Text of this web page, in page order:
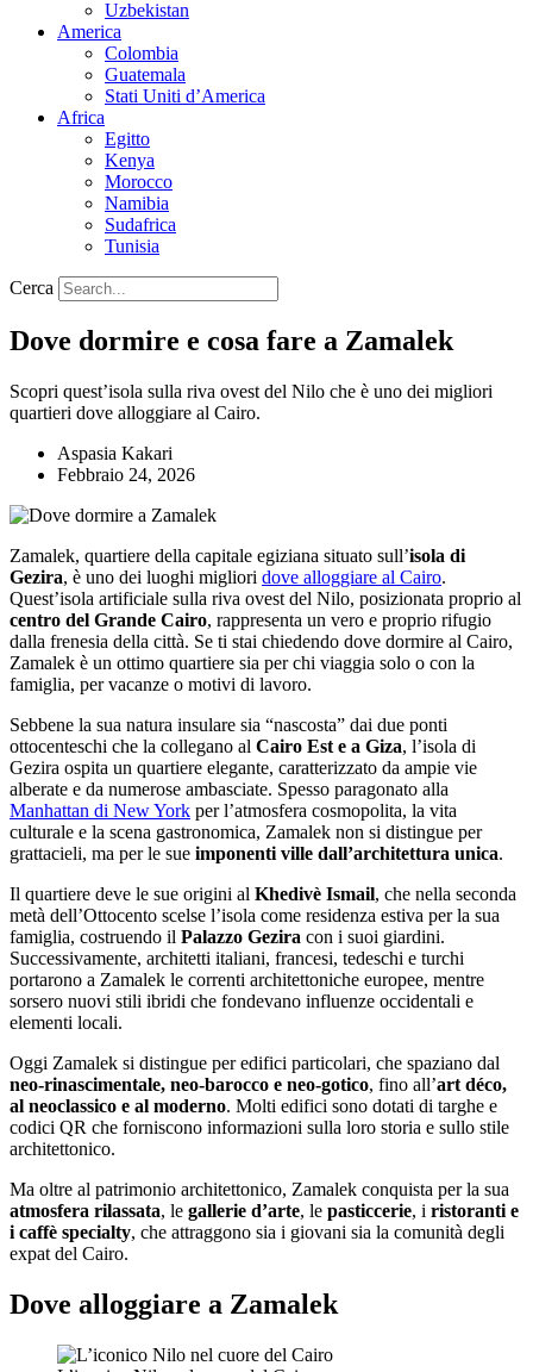
Uzbekistan
America
Colombia
Guatemala
Stati Uniti d’America
Africa
Egitto
Kenya
Morocco
Namibia
Sudafrica
Tunisia
Cerca
Dove dormire e cosa fare a Zamalek
Scopri quest’isola sulla riva ovest del Nilo che è uno dei migliori
quartieri dove alloggiare al Cairo.
Aspasia Kakari
Febbraio 24, 2026
Zamalek, quartiere della capitale egiziana situato sull’isola di
Gezira, è uno dei luoghi migliori dove alloggiare al Cairo.
Quest’isola artificiale sulla riva ovest del Nilo, posizionata proprio al
centro del Grande Cairo, rappresenta un vero e proprio rifugio
dalla frenesia della città. Se ti stai chiedendo dove dormire al Cairo,
Zamalek è un ottimo quartiere sia per chi viaggia solo o con la
famiglia, per vacanze o motivi di lavoro.
Sebbene la sua natura insulare sia “nascosta” dai due ponti
ottocenteschi che la collegano al Cairo Est e a Giza, l’isola di
Gezira ospita un quartiere elegante, caratterizzato da ampie vie
alberate e da numerose ambasciate. Spesso paragonato alla
Manhattan di New York per l’atmosfera cosmopolita, la vita
culturale e la scena gastronomica, Zamalek non si distingue per
grattacieli, ma per le sue imponenti ville dall’architettura unica.
Il quartiere deve le sue origini al Khedivè Ismail, che nella seconda
metà dell’Ottocento scelse l’isola come residenza estiva per la sua
famiglia, costruendo il Palazzo Gezira con i suoi giardini.
Successivamente, architetti italiani, francesi, tedeschi e turchi
portarono a Zamalek le correnti architettoniche europee, mentre
sorsero nuovi stili ibridi che fondevano influenze occidentali e
elementi locali.
Oggi Zamalek si distingue per edifici particolari, che spaziano dal
neo-rinascimentale, neo-barocco e neo-gotico, fino all’art déco,
al neoclassico e al moderno. Molti edifici sono dotati di targhe e
codici QR che forniscono informazioni sulla loro storia e sullo stile
architettonico.
Ma oltre al patrimonio architettonico, Zamalek conquista per la sua
atmosfera rilassata, le gallerie d’arte, le pasticcerie, i ristoranti e
i caffè specialty, che attraggono sia i giovani sia la comunità degli
expat del Cairo.
Dove alloggiare a Zamalek